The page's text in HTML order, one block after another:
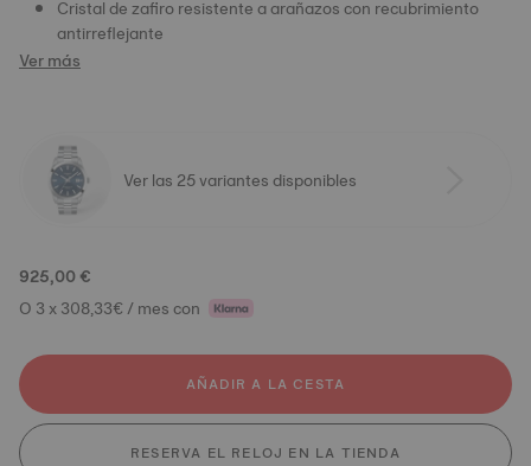
Cristal de zafiro resistente a arañazos con recubrimiento
antirreflejante
Ver más
Ver las 25 variantes disponibles
925,00 €
O 3 x 308,33€ / mes con
AÑADIR A LA CESTA
RESERVA EL RELOJ EN LA TIENDA